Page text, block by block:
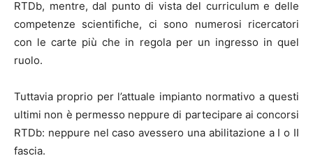
RTDb, mentre, dal punto di vista del curriculum e delle
competenze scientifiche, ci sono numerosi ricercatori
con le carte più che in regola per un ingresso in quel
ruolo.
Tuttavia proprio per l’attuale impianto normativo a questi
ultimi non è permesso neppure di partecipare ai concorsi
RTDb: neppure nel caso avessero una abilitazione a I o II
fascia.